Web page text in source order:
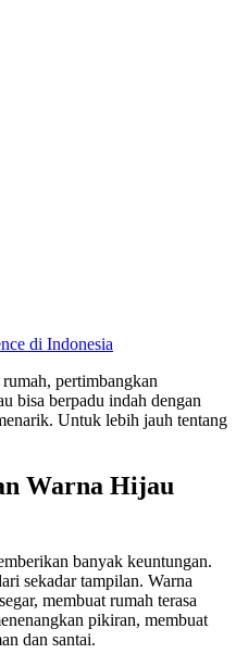
di Indonesia
pertimbangkan
bisa berpadu indah dengan
Untuk lebih jauh tentang
Warna Hijau
banyak keuntungan.
sekadar tampilan. Warna
membuat rumah terasa
pikiran, membuat
dan santai.